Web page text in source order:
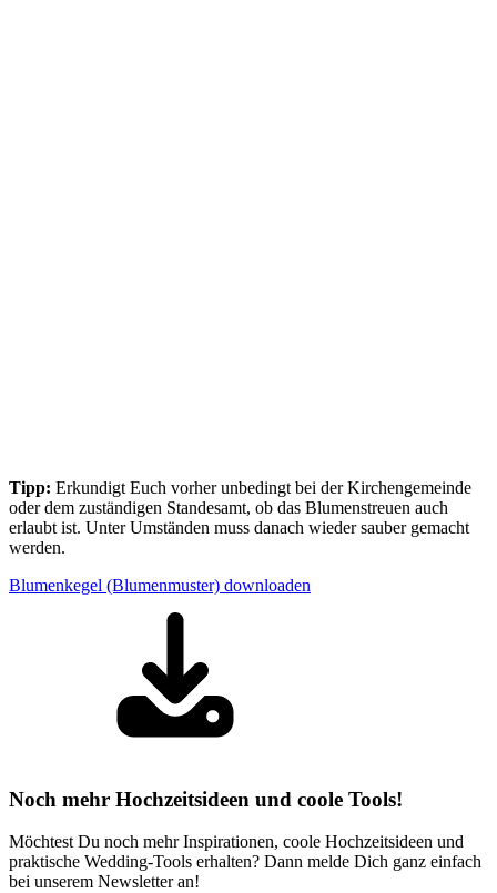
Tipp: Erkundigt Euch vorher unbedingt bei der Kirchengemeinde
oder dem zuständigen Standesamt, ob das Blumenstreuen auch
erlaubt ist. Unter Umständen muss danach wieder sauber gemacht
werden.
Blumenkegel (Blumenmuster) downloaden
Noch mehr Hochzeitsideen und coole Tools!
Möchtest Du noch mehr Inspirationen, coole Hochzeitsideen und
praktische Wedding-Tools erhalten? Dann melde Dich ganz einfach
bei unserem Newsletter an!